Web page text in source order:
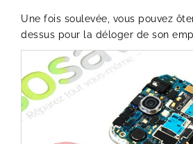
Une fois soulevée, vous pouvez
dessus pour la déloger de son